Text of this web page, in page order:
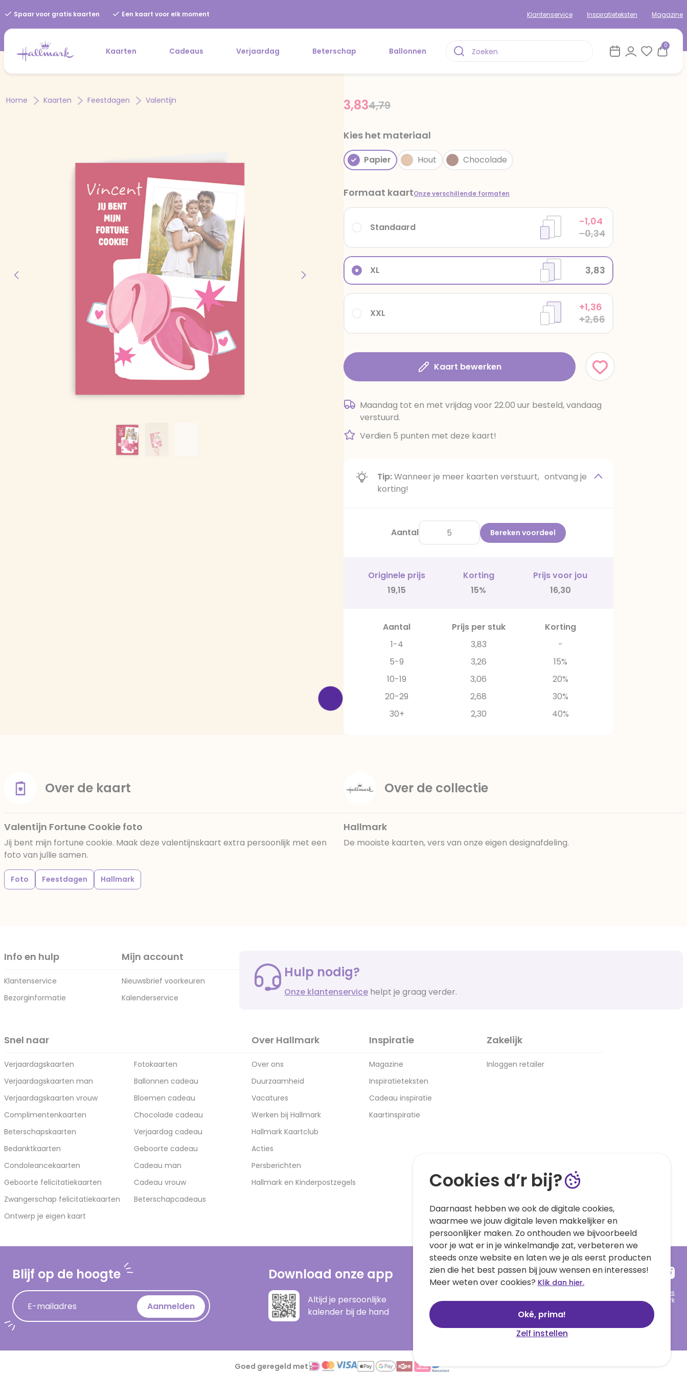
Spaar voor gratis kaarten Een kaart voor elk moment Klantenservice Inspiratieteksten Magazine
Kaarten Cadeaus Verjaardag Beterschap Ballonnen
0
Home Kaarten Feestdagen Valentijn Price reduced from
4,79to
3,83
Kies het materiaal
Papier Hout Chocolade
Formaat kaartOnze verschillende formaten
XXL
+1,36
+2,66
XL 3,83
Standaard
-1,04
-0,34
Kaart bewerken
Maandag tot en met vrijdag voor 22.00 uur besteld, vandaag
verstuurd.
Verdien 5 punten met deze kaart!
Tip:Wanneer je meer kaarten verstuurt, ontvang je
korting!
Aantal Bereken voordeel
Originele prijs Korting
Prijs voor jou
19,15
15% 16,30
Aantal Prijs per stuk
Korting
1-4
3,83
-
5-9
3,26
15%
10-19
3,06
20%
20-29
2,68
30%
30+
2,30 40%
Over de kaart
Valentijn Fortune Cookie foto
Jij bent mijn fortune cookie. Maak deze valentijnskaart extra persoonlijk met een
foto van jullie samen.
Foto Feestdagen Hallmark
Over de collectie
Hallmark
De mooiste kaarten, vers van onze eigen designafdeling.
Info en hulp
Klantenservice
Bezorginformatie
Mijn account
Nieuwsbrief voorkeuren
Kalenderservice
Hulp nodig?
Onze klantenservice helpt je graag verder.
Snel naar
Verjaardagskaarten
Verjaardagskaarten man
Verjaardagskaarten vrouw
Complimentenkaarten
Beterschapskaarten
Bedanktkaarten
Condoleancekaarten
Geboorte felicitatiekaarten
Zwangerschap felicitatiekaarten
Ontwerp je eigen kaart
Fotokaarten
Ballonnen cadeau
Bloemen cadeau
Chocolade cadeau
Verjaardag cadeau
Geboorte cadeau
Cadeau man
Cadeau vrouw
Beterschapcadeaus
Over Hallmark
Over ons
Duurzaamheid
Vacatures
Werken bij Hallmark
Hallmark Kaartclub
Acties
Persberichten
Hallmark en Kinderpostzegels
Inspiratie
Magazine
Inspiratieteksten
Cadeau inspiratie
Kaartinspiratie
Zakelijk
Inloggen retailer
Blijf op de hoogte
E-mailadres Aanmelden
Download onze app
Altijd je persoonlijke
kalender bij de hand
Cookies
© 1999 - 2025 Hallmark
Goed geregeld met
Cookies d’r bij?
Daarnaast hebben we ook de digitale cookies,
waarmee we jouw digitale leven makkelijker en
persoonlijker maken. Zo onthouden we bijvoorbeeld
voor je wat er in je winkelmandje zat, verbeteren we
steeds onze website en laten we je als eerst producten
zien die het best passen bij jouw wensen en interesses!
Meer weten over cookies? Klik dan hier.
Oké, prima!
Zelf instellen